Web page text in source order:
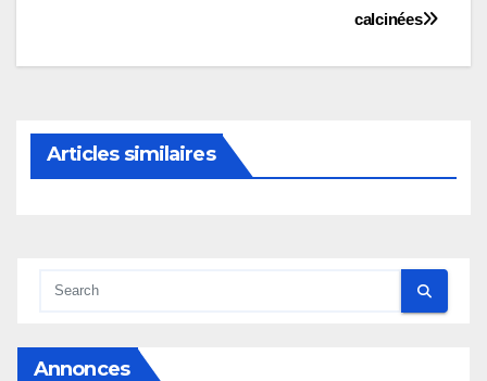
l’article
calcinées
Articles similaires
Annonces